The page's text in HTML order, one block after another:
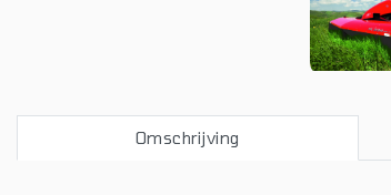
Omschrijving